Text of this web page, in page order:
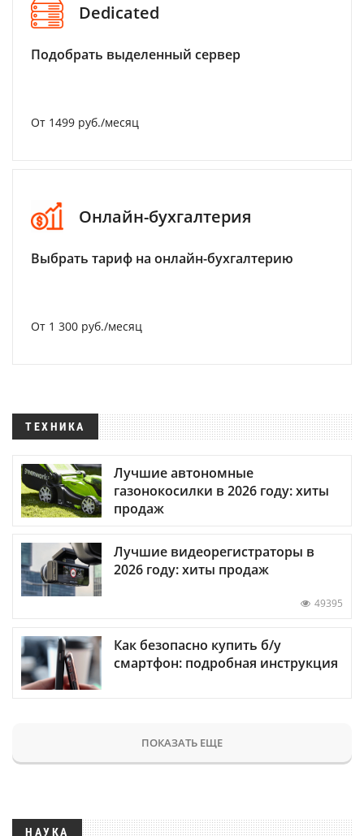
Dedicated
Подобрать выделенный сервер
От 1499 руб./месяц
Онлайн-бухгалтерия
Выбрать тариф на онлайн-бухгалтерию
От 1 300 руб./месяц
ТЕХНИКА
Лучшие автономные
газонокосилки в 2026 году: хиты
продаж
Лучшие видеорегистраторы в
2026 году: хиты продаж
49395
Как безопасно купить б/у
смартфон: подробная инструкция
ПОКАЗАТЬ ЕЩЕ
НАУКА